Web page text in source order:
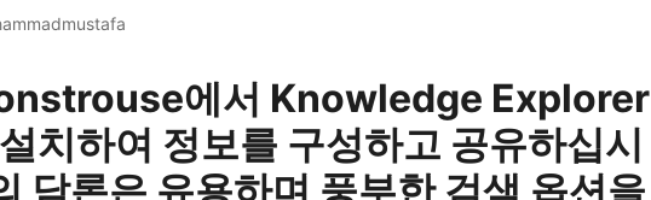
에서 Knowledge Explorer
치하여 정보를 구성하고 공유하십시
담론은 유용하며 풍부한 검색 옵션을